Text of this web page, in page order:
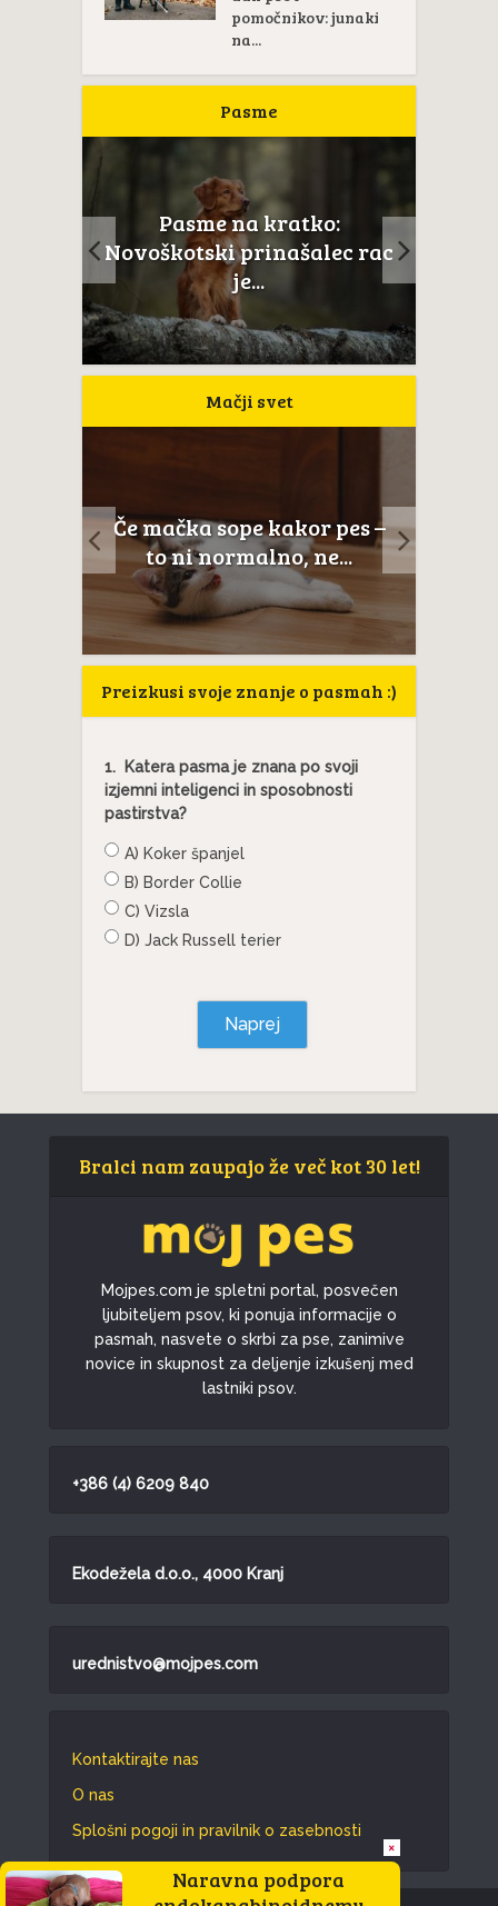
pomočnikov: junaki
na...
Pasme
Pasme na kratko:
Novoškotski prinašalec rac
je...
Mačji svet
Če mačka sope kakor pes –
to ni normalno, ne...
Preizkusi svoje znanje o pasmah :)
1.
Katera pasma je znana po svoji
izjemni inteligenci in sposobnosti
pastirstva?
A) Koker španjel
B) Border Collie
C) Vizsla
D) Jack Russell terier
Naprej
Bralci nam zaupajo že več kot 30 let!
Mojpes.com je spletni portal, posvečen
ljubiteljem psov, ki ponuja informacije o
pasmah, nasvete o skrbi za pse, zanimive
novice in skupnost za deljenje izkušenj med
lastniki psov.
+386 (4) 6209 840
Ekodežela d.o.o., 4000 Kranj
urednistvo@mojpes.com
Kontaktirajte nas
O nas
Splošni pogoji in pravilnik o zasebnosti
×
Naravna podpora